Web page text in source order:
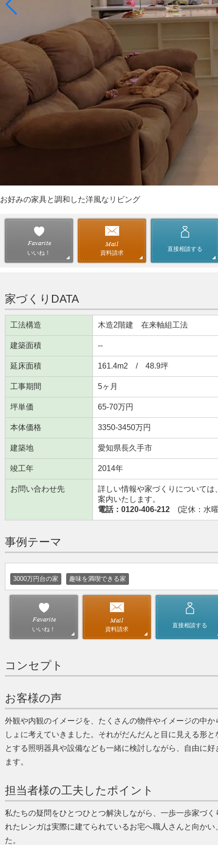
お好みの家具と調和した洋風なリビング
いいね！ 資料請求
直接相談する
家づくりDATA
工法構造 木造2階建 在来軸組工法
建築面積 --
延床面積 161.4m2 / 48.9坪
工事期間 5ヶ月
坪単価 65-70万円
本体価格 3350-3450万円
建築地 愛知県長久手市
竣工年 2014年
お問い合わせ先
詳しい情報や家づくりについて
案内いたします。
電話：0120-406-212 (定休：水
事例テーマ
3000万円台の家 趣味を満喫できる家
いいね！ 資料請求
直接相談する
コンセプト
お客様の声
外観や内観のイメージを、たくさんの物件やイメージの中
しょに考えていきました。それがだんだんと目に見える形
とする照明器具や設備なども一緒に検討しながら、自由に
ます。
担当者様の工夫したポイント
私たちの疑問をひとつひとつ解決しながら、一歩一歩家づ
れたレンガは実際に建てられているお宅へ職人さんと向か
た。